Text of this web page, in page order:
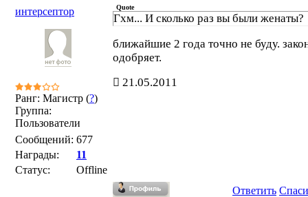
интерсептор
Ранг: Магистр (?)
Группа:
Пользователи
Сообщений: 677
Награды:
11
Статус:
Offline
Quote
Гхм... И сколько раз вы были женаты?
ближайшие 2 года точно не буду.
одобряет.
21.05.2011
Ответить